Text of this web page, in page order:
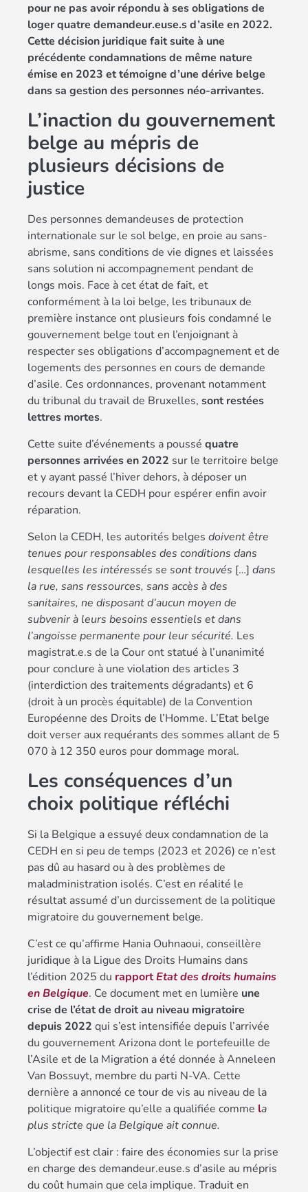
pour ne pas avoir répondu à ses obligations de
loger quatre demandeur.euse.s d’asile en 2022.
Cette décision juridique fait suite à une
précédente condamnations de même nature
émise en 2023 et témoigne d’une dérive belge
dans sa gestion des personnes néo-arrivantes.
L’inaction du gouvernement
belge au mépris de
plusieurs décisions de
justice
Des personnes demandeuses de protection
internationale sur le sol belge, en proie au sans-
abrisme, sans conditions de vie dignes et laissées
sans solution ni accompagnement pendant de
longs mois. Face à cet état de fait, et
conformément à la loi belge, les tribunaux de
première instance ont plusieurs fois condamné le
gouvernement belge tout en l’enjoignant à
respecter ses obligations d’accompagnement et de
logements des personnes en cours de demande
d’asile. Ces ordonnances, provenant notamment
du tribunal du travail de Bruxelles, sont restées
lettres mortes.
Cette suite d’événements a poussé quatre
personnes arrivées en 2022 sur le territoire belge
et y ayant passé l’hiver dehors, à déposer un
recours devant la CEDH pour espérer enfin avoir
réparation.
Selon la CEDH, les autorités belges doivent être
tenues pour responsables des conditions dans
lesquelles les intéressés se sont trouvés […] dans
la rue, sans ressources, sans accès à des
sanitaires, ne disposant d’aucun moyen de
subvenir à leurs besoins essentiels et dans
l’angoisse permanente pour leur sécurité. Les
magistrat.e.s de la Cour ont statué à l’unanimité
pour conclure à une violation des articles 3
(interdiction des traitements dégradants) et 6
(droit à un procès équitable) de la Convention
Européenne des Droits de l’Homme. L’Etat belge
doit verser aux requérants des sommes allant de 5
070 à 12 350 euros pour dommage moral.
Les conséquences d’un
choix politique réfléchi
Si la Belgique a essuyé deux condamnation de la
CEDH en si peu de temps (2023 et 2026) ce n’est
pas dû au hasard ou à des problèmes de
maladministration isolés. C’est en réalité le
résultat assumé d’un durcissement de la politique
migratoire du gouvernement belge.
C’est ce qu’affirme Hania Ouhnaoui, conseillère
juridique à la Ligue des Droits Humains dans
l’édition 2025 du rapportEtat des droits humains
en Belgique. Ce document met en lumière une
crise de l’état de droit au niveau migratoire
depuis 2022 qui s’est intensifiée depuis l’arrivée
du gouvernement Arizona dont le portefeuille de
l’Asile et de la Migration a été donnée à Anneleen
Van Bossuyt, membre du parti N-VA. Cette
dernière a annoncé ce tour de vis au niveau de la
politique migratoire qu’elle a qualifiée comme la
plus stricte que la Belgique ait connue.
L’objectif est clair : faire des économies sur la prise
en charge des demandeur.euse.s d’asile au mépris
du coût humain que cela implique. Traduit en